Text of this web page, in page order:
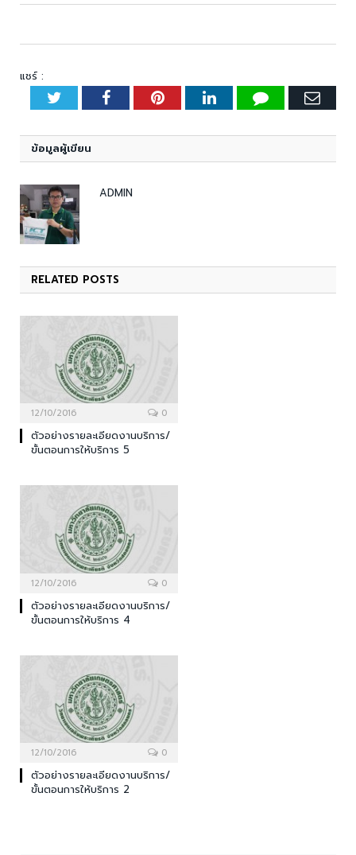
แชร์ :
TwitterFacebookPinterestLinkedInTumblr
ข้อมูลผู้เขียน
ADMIN
RELATED POSTS
12/10/2016 0
ตัวอย่างรายละเอียดงานบริการ/
ขั้นตอนการให้บริการ 5
12/10/2016 0
ตัวอย่างรายละเอียดงานบริการ/
ขั้นตอนการให้บริการ 4
12/10/2016 0
ตัวอย่างรายละเอียดงานบริการ/
ขั้นตอนการให้บริการ 2